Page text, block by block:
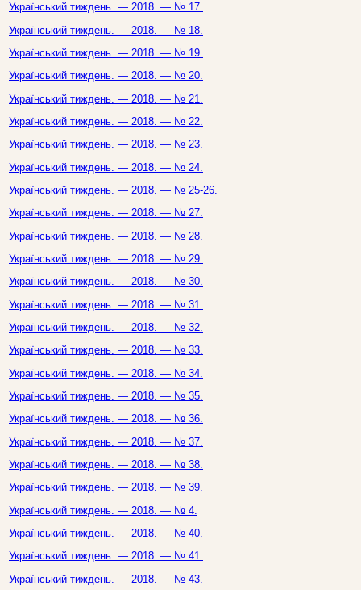
Український тиждень. — 2018. — № 17.
Український тиждень. — 2018. — № 18.
Український тиждень. — 2018. — № 19.
Український тиждень. — 2018. — № 20.
Український тиждень. — 2018. — № 21.
Український тиждень. — 2018. — № 22.
Український тиждень. — 2018. — № 23.
Український тиждень. — 2018. — № 24.
Український тиждень. — 2018. — № 25-26.
Український тиждень. — 2018. — № 27.
Український тиждень. — 2018. — № 28.
Український тиждень. — 2018. — № 29.
Український тиждень. — 2018. — № 30.
Український тиждень. — 2018. — № 31.
Український тиждень. — 2018. — № 32.
Український тиждень. — 2018. — № 33.
Український тиждень. — 2018. — № 34.
Український тиждень. — 2018. — № 35.
Український тиждень. — 2018. — № 36.
Український тиждень. — 2018. — № 37.
Український тиждень. — 2018. — № 38.
Український тиждень. — 2018. — № 39.
Український тиждень. — 2018. — № 4.
Український тиждень. — 2018. — № 40.
Український тиждень. — 2018. — № 41.
Український тиждень. — 2018. — № 43.